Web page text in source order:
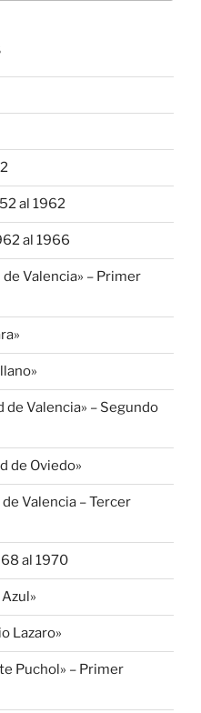
al 1962
al 1966
Valencia» – Primer
de Valencia» – Segundo
de Oviedo»
Valencia – Tercer
al 1970
Lazaro»
Puchol» – Primer